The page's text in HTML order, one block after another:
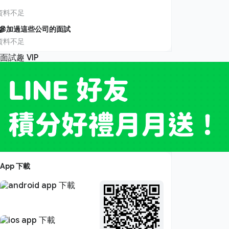
料不足
加過這些公司的面試
料不足
App 下載